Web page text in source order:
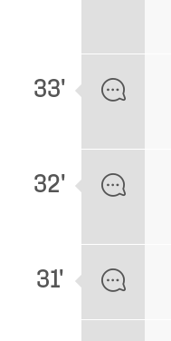
33'
32'
31'